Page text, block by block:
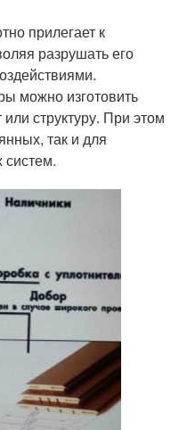
прилегает к
разрушать его
можно изготовить
структуру. При этом
так и для